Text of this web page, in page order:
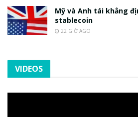
Mỹ và Anh tái khẳng
stablecoin
22 GIỜ AGO
VIDEOS